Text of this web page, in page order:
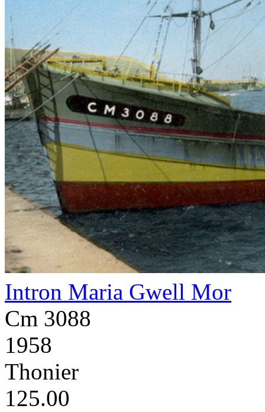
Intron Maria Gwell Mor
Cm 3088
1958
Thonier
125.00